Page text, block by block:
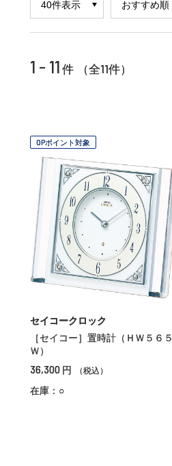
1 - 11 件 （全11件）
OPポイント対象
セイコークロック
［セイコー］置時計（ＨＷ５６５
Ｗ）
36,300 円 （税込）
在庫：○